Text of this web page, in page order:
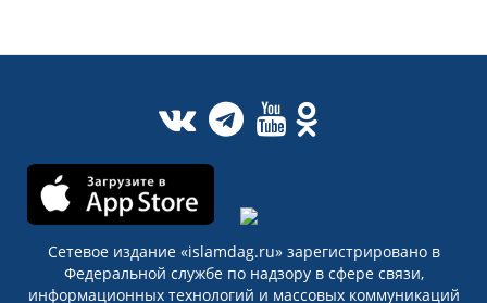
Сетевое издание «islamdag.ru» зарегистрировано в
Федеральной службе по надзору в сфере связи,
информационных технологий и массовых коммуникаций